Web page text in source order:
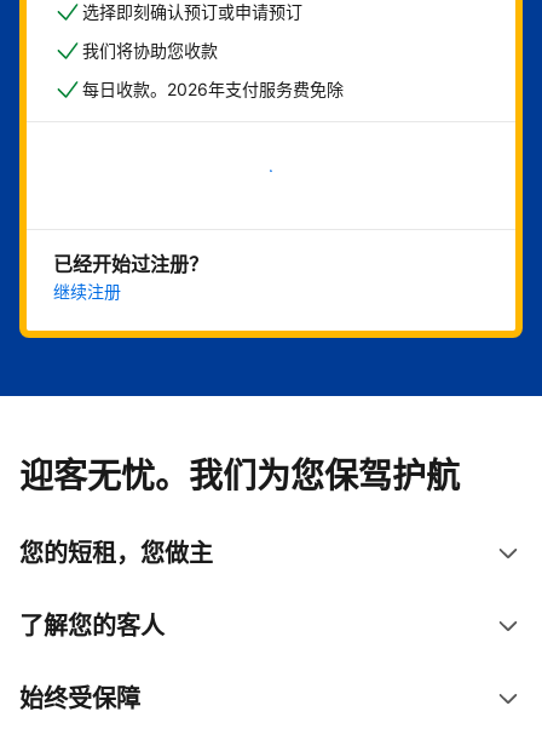
选择即刻确认预订或申请预订
我们将协助您收款
每日收款。2026年支付服务费免除
立即开始
已经开始过注册？
继续注册
迎客无忧。我们为您保驾护航
您的短租，您做主
了解您的客人
始终受保障